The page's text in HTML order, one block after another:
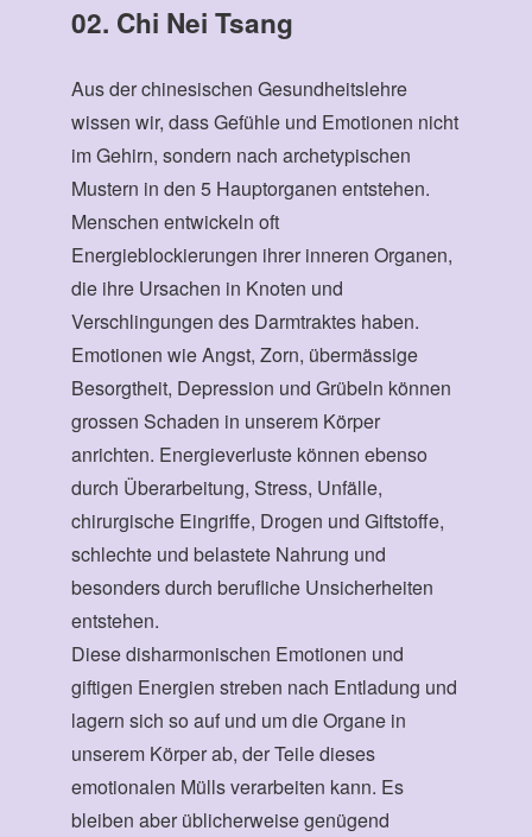
02. Chi Nei Tsang
Aus der chinesischen Gesundheitslehre
wissen wir, dass Gefühle und Emotionen nicht
im Gehirn, sondern nach archetypischen
Mustern in den 5 Hauptorganen entstehen.
Menschen entwickeln oft
Energieblockierungen ihrer inneren Organen,
die ihre Ursachen in Knoten und
Verschlingungen des Darmtraktes haben.
Emotionen wie Angst, Zorn, übermässige
Besorgtheit, Depression und Grübeln können
grossen Schaden in unserem Körper
anrichten. Energieverluste können ebenso
durch Überarbeitung, Stress, Unfälle,
chirurgische Eingriffe, Drogen und Giftstoffe,
schlechte und belastete Nahrung und
besonders durch berufliche Unsicherheiten
entstehen.
Diese disharmonischen Emotionen und
giftigen Energien streben nach Entladung und
lagern sich so auf und um die Organe in
unserem Körper ab, der Teile dieses
emotionalen Mülls verarbeiten kann. Es
bleiben aber üblicherweise genügend